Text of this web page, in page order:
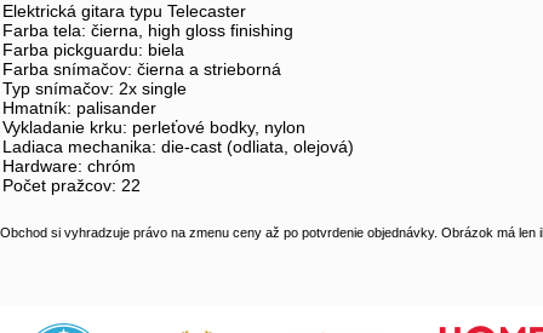
Elektrická gitara typu Telecaster
Farba tela: čierna, high gloss finishing
Farba pickguardu: biela
Farba snímačov: čierna a strieborná
Typ snímačov: 2x single
Hmatník: palisander
Vykladanie krku: perleťové bodky, nylon
Ladiaca mechanika: die-cast (odliata, olejová)
Hardware: chróm
Počet pražcov: 22
Obchod si vyhradzuje právo na zmenu ceny až po potvrdenie objednávky. Obrázok má len